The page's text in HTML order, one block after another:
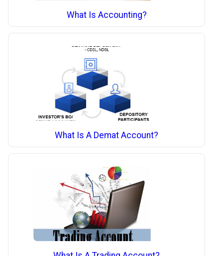
What Is Accounting?
What Is A Demat Account?